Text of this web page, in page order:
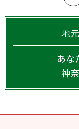
地
あな
神